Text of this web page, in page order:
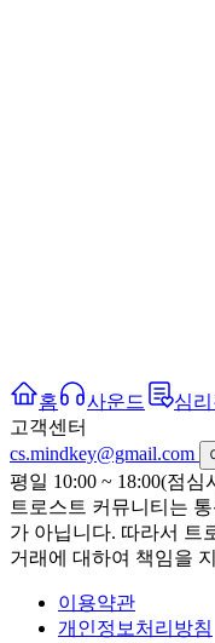
홈 사운드 심
고객센터
cs.mindkey@gmail.com
평일 10:00 ~ 18:00(점심
트로스트 커뮤니티는
가 아닙니다. 따라서 트
거래에 대하여 책임을
이용약관
개인정보처리방침